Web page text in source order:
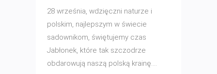
28 września, wdzięczni naturze i
polskim, najlepszym w świecie
sadownikom, świętujemy czas
Jabłonek, które tak szczodrze
obdarowują naszą polską krainę....